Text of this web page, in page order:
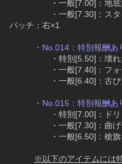
・一般[7.00]：地底湖
・一般[7.30]：スタイル
パッチ：右×1
・No.014：特別報酬あ
・特別[5.50]：壊れた
・一般[7.40]：フォーチ
・一般[6.40]：古びた
・No.015：特別報酬あ
・特別[7.00]：ドリッピ
・一般[7.30]：曲げ
・一般[6.50]：槍旗
※以下のアイテムには